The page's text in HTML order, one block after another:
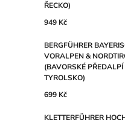
ŘECKO)
949 Kč
BERGFÜHRER
VORALPEN &
(BAVORSKÉ
TYROLSKO)
699 Kč
KLETTERFÜHRER